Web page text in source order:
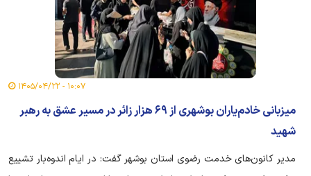
۱۰:۰۷ - ۱۴۰۵/۰۴/۲۲
میزبانی خادم‌یاران بوشهری از ۶۹ هزار زائر در مسیر عشق به رهبر
شهید
مدیر کانون‌های خدمت رضوی استان بوشهر گفت: در ایام اندوه‌بار تشییع